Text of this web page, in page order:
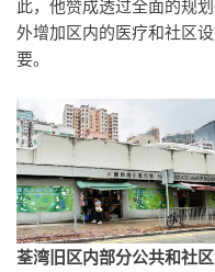
此，他赞成透过全面的规
外增加区内的医疗和社区
要。
荃湾旧区内部分公共和社